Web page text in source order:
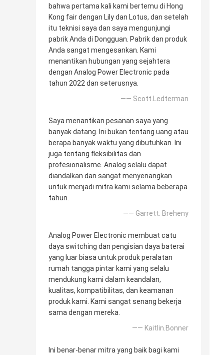
bahwa pertama kali kami bertemu di Hong
Kong fair dengan Lily dan Lotus, dan setelah
itu teknisi saya dan saya mengunjungi
pabrik Anda di Dongguan. Pabrik dan produk
Anda sangat mengesankan. Kami
menantikan hubungan yang sejahtera
dengan Analog Power Electronic pada
tahun 2022 dan seterusnya.
—— Scott.Ledterman
Saya menantikan pesanan saya yang
banyak datang. Ini bukan tentang uang atau
berapa banyak waktu yang dibutuhkan. Ini
juga tentang fleksibilitas dan
profesionalisme. Analog selalu dapat
diandalkan dan sangat menyenangkan
untuk menjadi mitra kami selama beberapa
tahun.
—— Garrett. Breheny
Analog Power Electronic membuat catu
daya switching dan pengisian daya baterai
yang luar biasa untuk produk peralatan
rumah tangga pintar kami yang selalu
mendukung kami dalam keandalan,
kualitas, kompatibilitas, dan keamanan
produk kami. Kami sangat senang bekerja
sama dengan mereka.
—— Kaitlin.Bonner
Ini benar-benar mitra yang baik bagi kami